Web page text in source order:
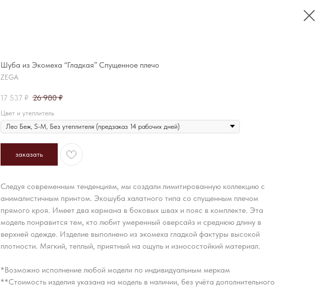
Шуба из Экомеха “Гладкая” Спущенное плечо
ZEGA
17 537 ₽ 26 980 ₽
Цвет и утеплитель
заказать
Следуя современным тенденциям, мы создали лимитированную коллекцию с
анималистичным принтом. Экошуба халатного типа со спущенным плечом
прямого кроя. Имеет два кармана в боковых швах и пояс в комплекте. Эта
модель понравится тем, кто любит умеренный оверсайз и среднюю длину в
верхней одежде. Изделие выполнено из экомеха гладкой фактуры высокой
плотности. Мягкий, теплый, приятный на ощупь и износостойкий материал.
*Возможно исполнение любой модели по индивидуальным меркам
**Стоимость изделия указана на модель в наличии, без учёта дополнительного